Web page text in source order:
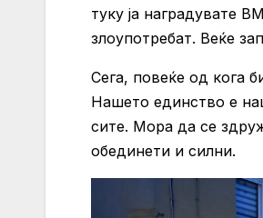
туку ја наградувате
злоупотребат. Веќе
Сега, повеќе од кога
Нашето единство е
сите. Мора да се
обединети и силни.